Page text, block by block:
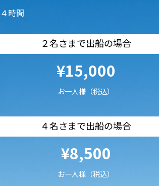
時間
２名さまで出船の場合
¥15,000
お一人様（税込）
４名さまで出船の場合
¥8,500
お一人様（税込）